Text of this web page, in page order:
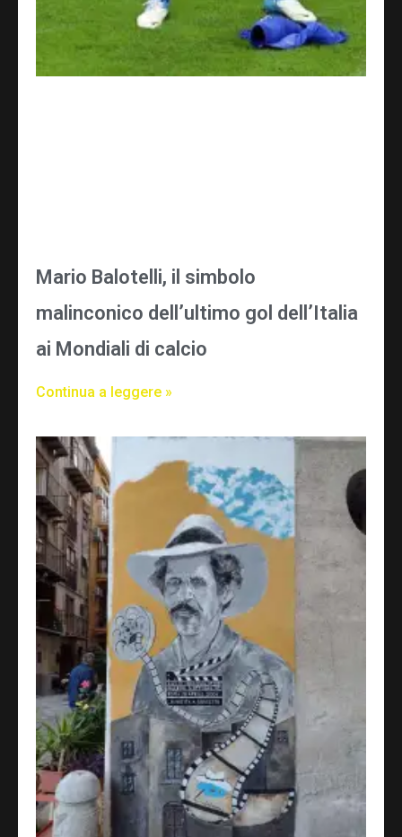
Mario Balotelli, il simbolo
malinconico dell’ultimo gol dell’Italia
ai Mondiali di calcio
Continua a leggere »